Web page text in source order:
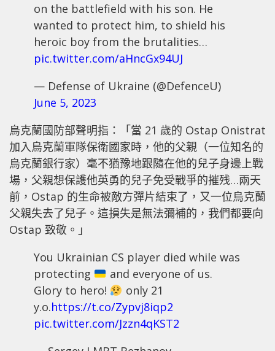
on the battlefield with his son. He
wanted to protect him, to shield his
heroic boy from the brutalities…
pic.twitter.com/aHncGx94UJ
— Defense of Ukraine (@DefenceU)
June 5, 2023
烏克蘭國防部聲明指：「當 21 歲的 Ostap Onistrat
加入烏克蘭軍隊保衛國家時，他的父親（一位知名的
烏克蘭銀行家）毫不猶豫地跟隨在他的兒子身邊上戰
場，父親想保護他英勇的兒子免受戰爭的摧残…兩天
前，Ostap 的生命被敵方彈片結束了，又一位烏克蘭
父親失去了兒子。這損失是無法彌補的，我們都要向
Ostap 致敬。」
You Ukrainian CS player died while was
protecting
and everyone of us.
Glory to hero!
only 21
y.o.https://t.co/Zypvj8iqp2
pic.twitter.com/Jzzn4qKST2